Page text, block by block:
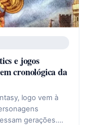
e jogos
cronológica da
logo vem à
gerações.…